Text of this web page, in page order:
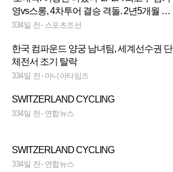
영vs스롱, 4차투어 결승 격돌. 2년5개월 만
에 빅매치 성사
334일 전 스포츠조선
한국 컴파운드 양궁 남녀팀, 세계선수권 단
체전서 조기 탈락
334일 전 마니아타임즈
SWITZERLAND CYCLING
334일 전 연합뉴스
SWITZERLAND CYCLING
334일 전 연합뉴스